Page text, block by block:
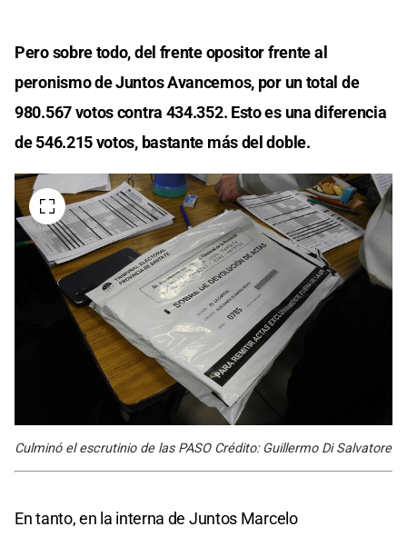
Pero sobre todo, del frente opositor frente al
peronismo de Juntos Avancemos, por un total de
980.567 votos contra 434.352. Esto es una diferencia
de 546.215 votos, bastante más del doble.
Culminó el escrutinio de las PASO Crédito: Guillermo Di Salvatore
En tanto, en la interna de Juntos Marcelo